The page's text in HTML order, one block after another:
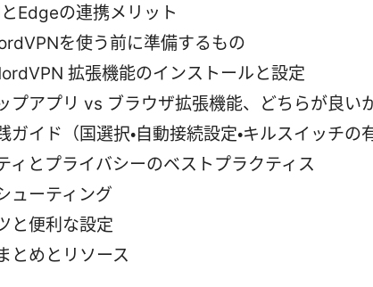
Edgeの連携メリット
を使う前に準備するもの
拡張機能のインストールと設定
プアプリ vs ブラウザ拡張機能、どちらが良い
ガイド（国選択・自動接続設定・キルスイッチの
ィとプライバシーのベストプラクティス
ューティング
と便利な設定
とめとリソース